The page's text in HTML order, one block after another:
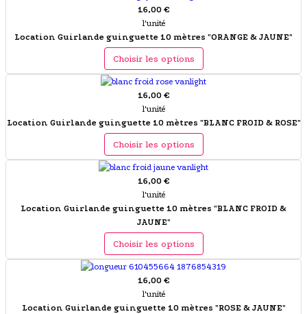
16,00 €
l'unité
Location Guirlande guinguette 10 mètres "ORANGE & JAUNE"
Choisir les options
16,00 €
l'unité
Location Guirlande guinguette 10 mètres "BLANC FROID & ROSE"
Choisir les options
16,00 €
l'unité
Location Guirlande guinguette 10 mètres "BLANC FROID &
JAUNE"
Choisir les options
16,00 €
l'unité
Location Guirlande guinguette 10 mètres "ROSE & JAUNE"